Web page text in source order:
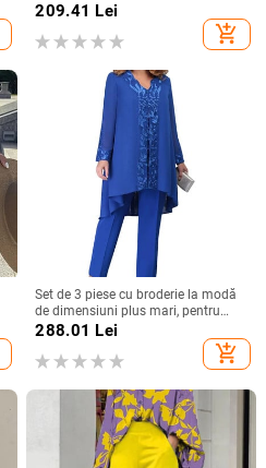
gaura cheii, top în straturi și modă,
pantaloni lungi largi, costume
pentru femei
209.41 Lei
add_shopping_cart
Set de 3 piese cu broderie la modă
de dimensiuni plus mari, pentru
femei, elegant, cu decolteu în V,
haină lungă neregulată, set de
pantaloni de top, costum de
288.01 Lei
add_shopping_cart